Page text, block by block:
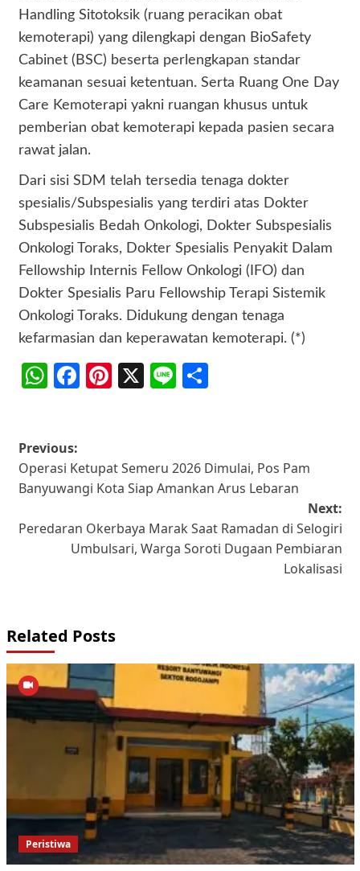
Handling Sitotoksik (ruang peracikan obat
kemoterapi) yang dilengkapi dengan BioSafety
Cabinet (BSC) beserta perlengkapan standar
keamanan sesuai ketentuan. Serta Ruang One Day
Care Kemoterapi yakni ruangan khusus untuk
pemberian obat kemoterapi kepada pasien secara
rawat jalan.
Dari sisi SDM telah tersedia tenaga dokter
spesialis/Subspesialis yang terdiri atas Dokter
Subspesialis Bedah Onkologi, Dokter Subspesialis
Onkologi Toraks, Dokter Spesialis Penyakit Dalam
Fellowship Internis Fellow Onkologi (IFO) dan
Dokter Spesialis Paru Fellowship Terapi Sistemik
Onkologi Toraks. Didukung dengan tenaga
kefarmasian dan keperawatan kemoterapi. (*)
WhatsApp
Facebook
Pinterest
X Line
Post
navigation
Previous:
Operasi Ketupat Semeru 2026 Dimulai, Pos Pam
Banyuwangi Kota Siap Amankan Arus Lebaran
Next:
Peredaran Okerbaya Marak Saat Ramadan di Selogiri
Umbulsari, Warga Soroti Dugaan Pembiaran
Lokalisasi
Related Posts
Peristiwa